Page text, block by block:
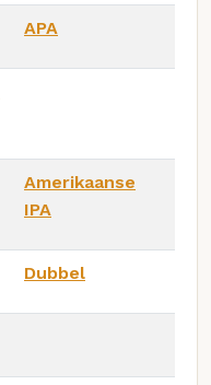
APA
Amerikaanse
IPA
Dubbel